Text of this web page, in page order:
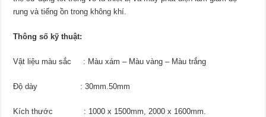
rung và tiếng ồn trong không khí.
Thông số kỹ thuật:
Vật liệu màu sắc : Màu xám – Màu vàng – Màu trắng
Độ dày : 30mm.50mm
Kích thước : 1000 x 1500mm, 2000 x 1600mm.